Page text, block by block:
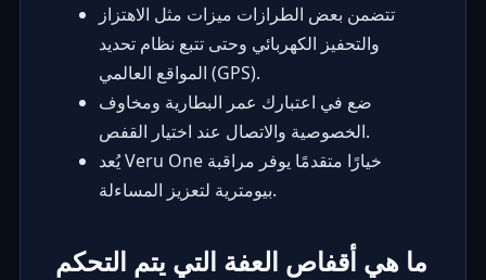
تتضمن بعض الطرازات ميزات مثل الاهتزاز
والتحفيز الكهربائي وحتى تتبع نظام تحديد
المواقع العالمي (GPS).
ضع في اعتبارك عمر البطارية ومخاوف
الخصوصية والاتصال عند اختيار القفص.
يُعد Veru One خيارًا متقدمًا يوفر مراقبة
بيومترية لتعزيز المساءلة.
ما هي أقفاص العفة التي يتم التحكم